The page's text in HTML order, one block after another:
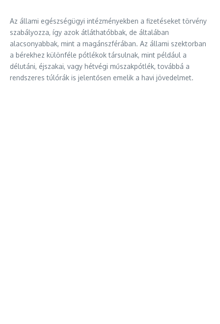
Az állami egészségügyi intézményekben a fizetéseket törvény
szabályozza, így azok átláthatóbbak, de általában
alacsonyabbak, mint a magánszférában. Az állami szektorban
a bérekhez különféle pótlékok társulnak, mint például a
délutáni, éjszakai, vagy hétvégi műszakpótlék, továbbá a
rendszeres túlórák is jelentősen emelik a havi jövedelmet.